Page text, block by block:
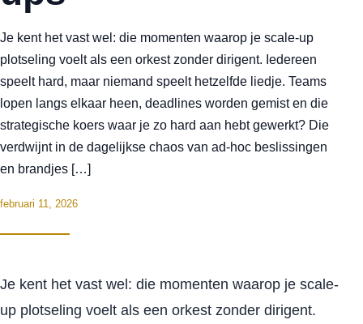
Je kent het vast wel: die momenten waarop je scale-up
plotseling voelt als een orkest zonder dirigent. Iedereen
speelt hard, maar niemand speelt hetzelfde liedje. Teams
lopen langs elkaar heen, deadlines worden gemist en die
strategische koers waar je zo hard aan hebt gewerkt? Die
verdwijnt in de dagelijkse chaos van ad-hoc beslissingen
en brandjes […]
februari 11, 2026
Je kent het vast wel: die momenten waarop je scale-
up plotseling voelt als een orkest zonder dirigent.